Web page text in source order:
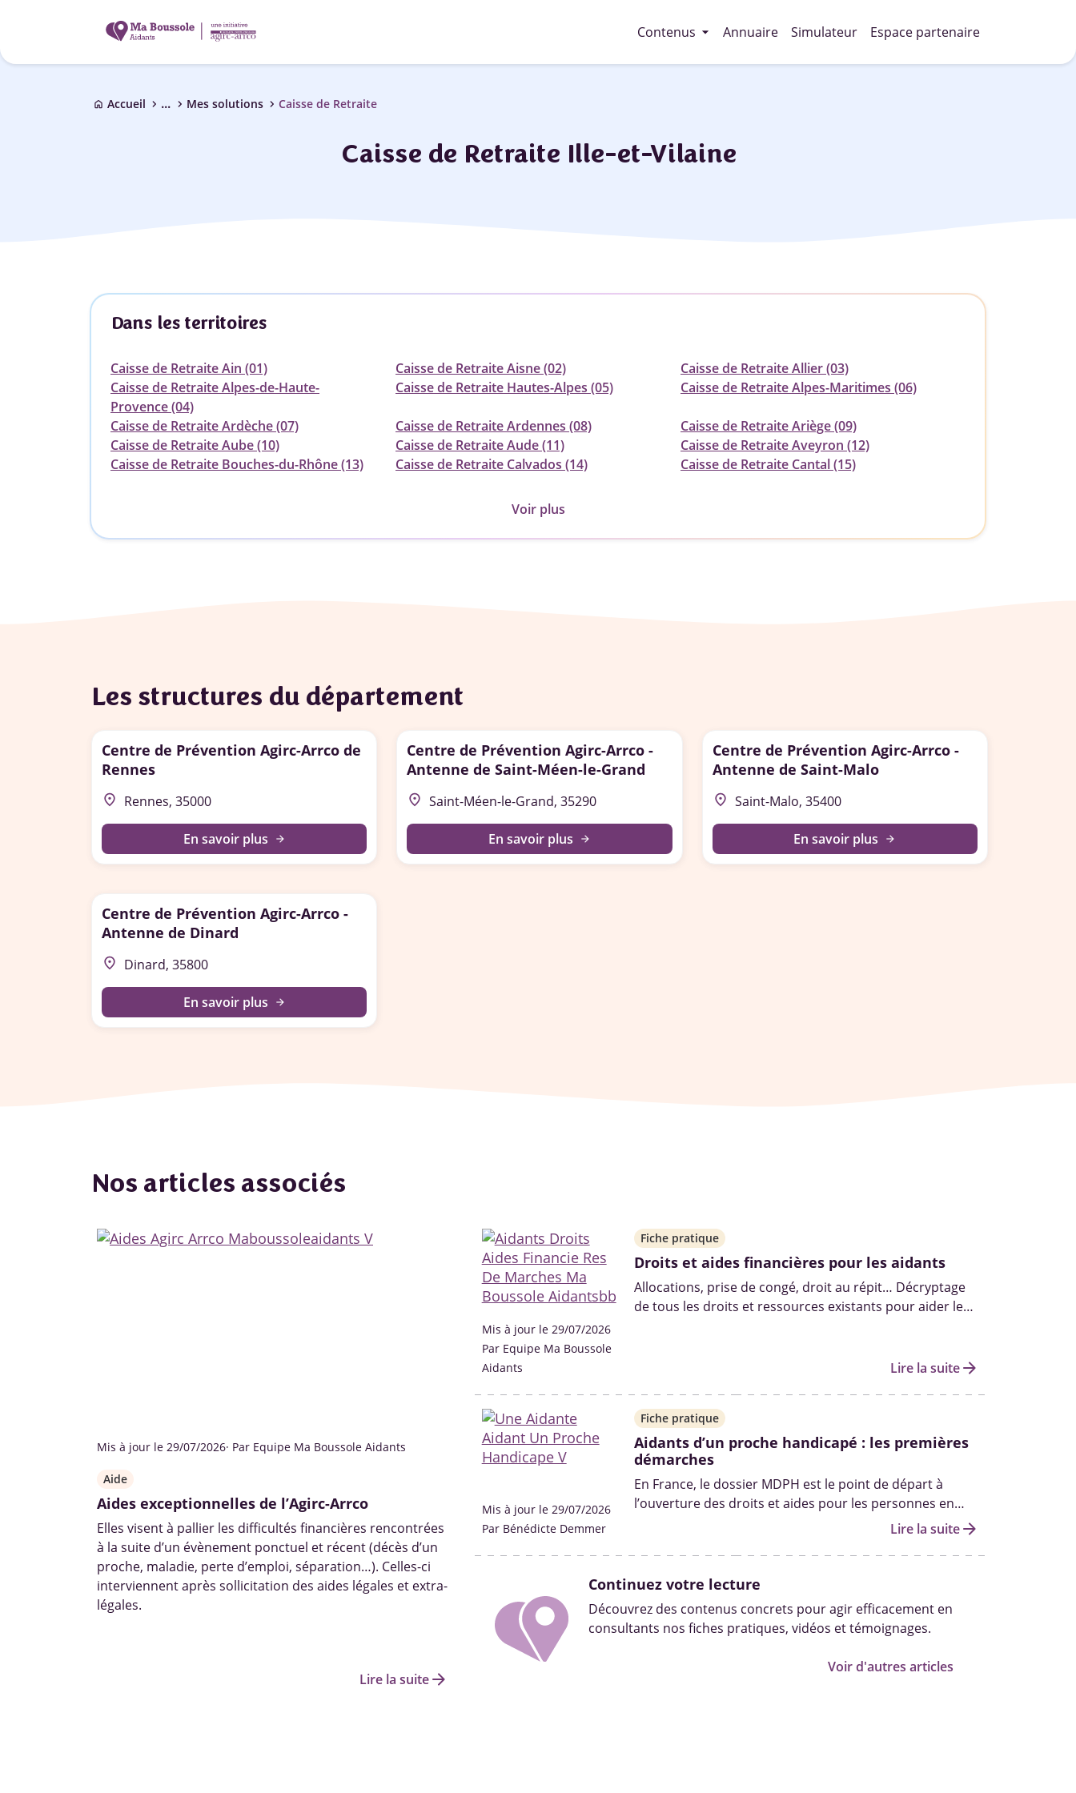
Contenus arrow_drop_down Annuaire Simulateur Espace partenaire
home Accueil chevron_right ... chevron_right Mes solutions chevron_right Caisse de Retraite
Caisse de Retraite Ille-et-Vilaine
Dans les territoires
Caisse de Retraite Ain (01) Caisse de Retraite Aisne (02)
Caisse de Retraite Allier (03)
Caisse de Retraite Alpes-de-Haute-
Provence (04)
Caisse de Retraite Hautes-Alpes (05) Caisse de Retraite Alpes-Maritimes (06)
Caisse de Retraite Ardèche (07) Caisse de Retraite Ardennes (08)
Caisse de Retraite Ariège (09)
Caisse de Retraite Aube (10)
Caisse de Retraite Aude (11)
Caisse de Retraite Aveyron (12)
Caisse de Retraite Bouches-du-Rhône (13)
Caisse de Retraite Calvados (14) Caisse de Retraite Cantal (15)
Voir plus
Les structures du département
Centre de Prévention Agirc-Arrco de
Rennes
place Rennes, 35000
En savoir plus arrow_forward
Centre de Prévention Agirc-Arrco -
Antenne de Saint-Méen-le-Grand
place Saint-Méen-le-Grand, 35290
En savoir plus arrow_forward
Centre de Prévention Agirc-Arrco -
Antenne de Saint-Malo
place Saint-Malo, 35400
En savoir plus arrow_forward
Centre de Prévention Agirc-Arrco -
Antenne de Dinard
place Dinard, 35800
En savoir plus arrow_forward
Nos articles associés
Mis à jour le 29/07/2026· Par Equipe Ma Boussole Aidants
Aide
Aides exceptionnelles de l’Agirc-Arrco
Elles visent à pallier les difficultés financières rencontrées
à la suite d’un évènement ponctuel et récent (décès d’un
proche, maladie, perte d’emploi, séparation…). Celles-ci
interviennent après sollicitation des aides légales et extra-
légales.
Lire la suitearrow_forward
Mis à jour le 29/07/2026
Par Equipe Ma Boussole
Aidants
Fiche pratique
Droits et aides financières pour les aidants
Allocations, prise de congé, droit au répit… Décryptage
de tous les droits et ressources existants pour aider les
Lire la suitearrow_forward
Mis à jour le 29/07/2026
Par Bénédicte Demmer
Fiche pratique
Aidants d’un proche handicapé : les premières
démarches
En France, le dossier MDPH est le point de départ à
l’ouverture des droits et aides pour les personnes en
situation de handicap. Qui peut vous aider à le remplir ?
solutions ? On fait le point.
Lire la suitearrow_forward
Continuez votre lecture
Découvrez des contenus concrets pour agir efficacement en
consultants nos fiches pratiques, vidéos et témoignages.
Voir d'autres articles